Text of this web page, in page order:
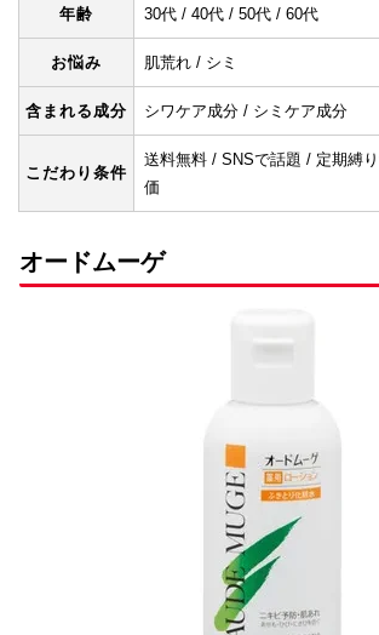
年齢 30代 / 40代 / 50代 / 60代
お悩み 肌荒れ / シミ
含まれる成分 シワケア成分 / シミケア成分
こだわり条件
送料無料 / SNSで話題 / 定期縛
価
オードムーゲ